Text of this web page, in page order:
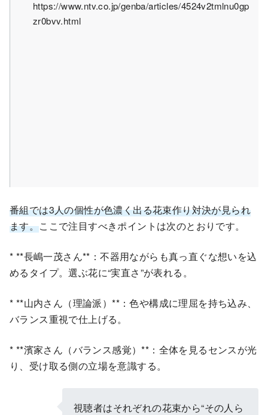
https://www.ntv.co.jp/genba/articles/4524v2tmlnu0gp
zr0bvv.html
番組では3人の個性が色濃く出る花束作り対決が見られ
ます。ここで注目すべきポイントは次のとおりです。
* **長嶋一茂さん**：不器用ながらも真っ直ぐな想いを込
めるタイプ。選ぶ花に“実直さ”が表れる。
* **山内さん（理論派）**：色や構成に理屈を持ち込み、
バランス重視で仕上げる。
* **濱家さん（バランス感覚）**：全体を見るセンスが光
り、受け取る側の立場を意識する。
視聴者はそれぞれの花束から“その人ら